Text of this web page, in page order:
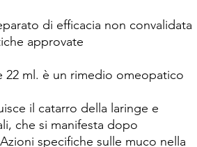
di efficacia non convalidata
approvate
22 ml. è un rimedio omeopatico
il catarro della laringe e
che si manifesta dopo
specifiche sulle muco nella